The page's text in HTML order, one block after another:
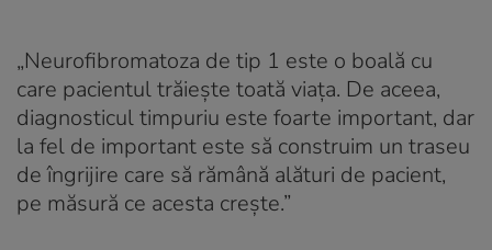
„Neurofibromatoza de tip 1 este o boală cu
care pacientul trăiește toată viața. De aceea,
diagnosticul timpuriu este foarte important, dar
la fel de important este să construim un traseu
de îngrijire care să rămână alături de pacient,
pe măsură ce acesta crește.”